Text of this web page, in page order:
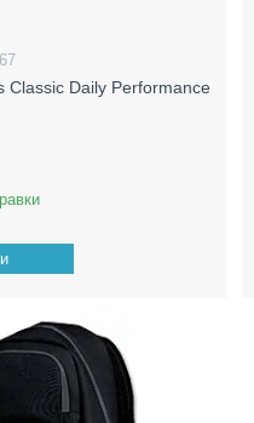
Classic Daily Performance